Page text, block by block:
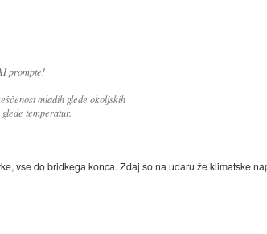
prompte!
mladih glede okoljskih
temperatur.
vse do bridkega konca. Zdaj so na udaru že klimatske